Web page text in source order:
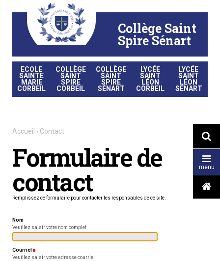
contenu.
Collège Saint
Spire Sénart
ECOLE
SAINTE
MARIE
CORBEIL
COLLÈGE
SAINT
SPIRE
CORBEIL
COLLÈGE
SAINT
SPIRE
SÉNART
LYCÉE
SAINT
LÉON
CORBEIL
LYCÉE
SAINT
LÉON
SÉNART


menu

Accueil › Contact
Formulaire de
contact
Remplissez ce formulaire pour contacter les responsables de ce site.
Nom
Veuillez saisir votre nom complet
Courriel
Veuillez saisir votre adresse courriel